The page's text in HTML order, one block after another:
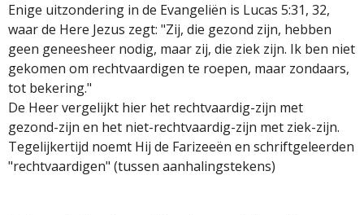
Enige uitzondering in de Evangeliën is Lucas 5:31, 32,
waar de Here Jezus zegt: "Zij, die gezond zijn, hebben
geen geneesheer nodig, maar zij, die ziek zijn. Ik ben niet
gekomen om rechtvaardigen te roepen, maar zondaars,
tot bekering."
De Heer vergelijkt hier het rechtvaardig-zijn met
gezond-zijn en het niet-rechtvaardig-zijn met ziek-zijn.
Tegelijkertijd noemt Hij de Farizeeën en schriftgeleerden
"rechtvaardigen" (tussen aanhalingstekens)